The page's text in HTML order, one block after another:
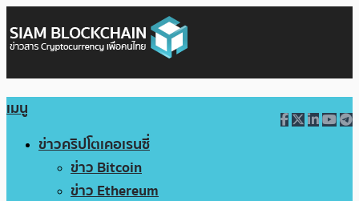
เมนู
ข่าวคริปโตเคอเรนซี่
ข่าว Bitcoin
ข่าว Ethereum